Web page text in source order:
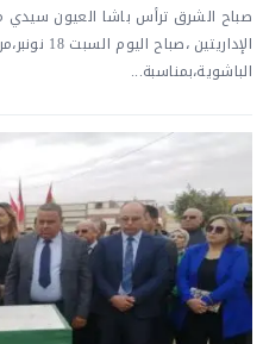
صباح الشرق ترأس باشا العيون سيدي
الإداريتين
الباشوية،بمناسبة...